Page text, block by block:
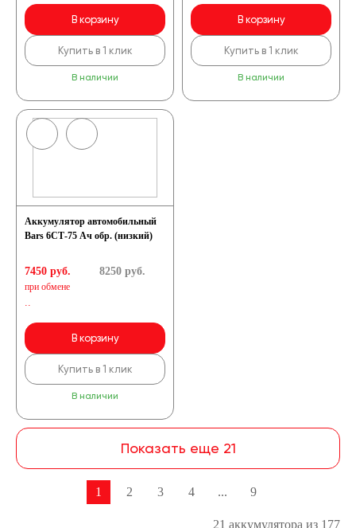
В корзину
Купить в 1 клик
В наличии
В корзину
Купить в 1 клик
В наличии
Аккумулятор автомобильный
Bars 6СТ-75 Ач обр. (низкий)
7450 руб.
при обмене
..
8250руб.
В корзину
Купить в 1 клик
В наличии
Показать еще 21
1 2 3 4 ... 9
21 аккумулятора из 177